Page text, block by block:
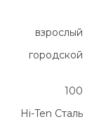
Кроссоверы
Футы
Одежда для
Грифы и
взрослый
городской
100
Hi-Ten Сталь